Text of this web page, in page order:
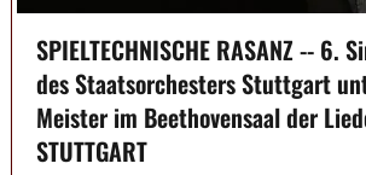
SPIELTECHNISCHE RASANZ -- 6.
des Staatsorchesters Stuttgart
Meister im Beethovensaal der
STUTTGART